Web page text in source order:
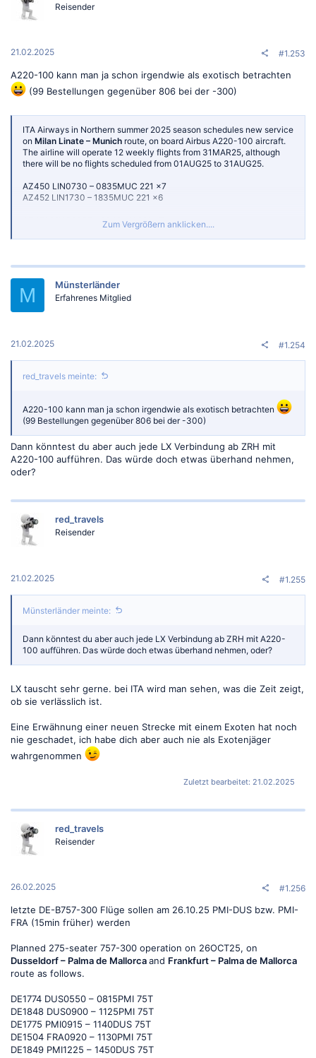
:
Reisender
21.02.2025 #1.253
A220-100 kann man ja schon irgendwie als exotisch betrachten
(99 Bestellungen gegenüber 806 bei der -300)
ITA Airways in Northern summer 2025 season schedules new service
on Milan Linate – Munich route, on board Airbus A220-100 aircraft.
The airline will operate 12 weekly flights from 31MAR25, although
there will be no flights scheduled from 01AUG25 to 31AUG25.
AZ450 LIN0730 – 0835MUC 221 x7
AZ452 LIN1730 – 1835MUC 221 x6
AZ451 MUC0935 – 1040LIN 221 x7
AZ453 MUC1935 – 2040LIN 221 x6
Zum Vergrößern anklicken....
M Münsterländer
Erfahrenes Mitglied
21.02.2025 #1.254
red_travels meinte:
A220-100 kann man ja schon irgendwie als exotisch betrachten
(99 Bestellungen gegenüber 806 bei der -300)
Dann könntest du aber auch jede LX Verbindung ab ZRH mit
A220-100 aufführen. Das würde doch etwas überhand nehmen,
oder?
red_travels
Reisender
21.02.2025 #1.255
Münsterländer meinte:
Dann könntest du aber auch jede LX Verbindung ab ZRH mit A220-
100 aufführen. Das würde doch etwas überhand nehmen, oder?
LX tauscht sehr gerne. bei ITA wird man sehen, was die Zeit zeigt,
ob sie verlässlich ist.
Eine Erwähnung einer neuen Strecke mit einem Exoten hat noch
nie geschadet, ich habe dich aber auch nie als Exotenjäger
wahrgenommen
Zuletzt bearbeitet: 21.02.2025
red_travels
Reisender
26.02.2025 #1.256
letzte DE-B757-300 Flüge sollen am 26.10.25 PMI-DUS bzw. PMI-
FRA (15min früher) werden
Planned 275-seater 757-300 operation on 26OCT25, on
Dusseldorf – Palma de Mallorcaand Frankfurt – Palma de Mallorca
route as follows.
DE1774 DUS0550 – 0815PMI 75T
DE1848 DUS0900 – 1125PMI 75T
DE1775 PMI0915 – 1140DUS 75T
DE1504 FRA0920 – 1130PMI 75T
DE1849 PMI1225 – 1450DUS 75T